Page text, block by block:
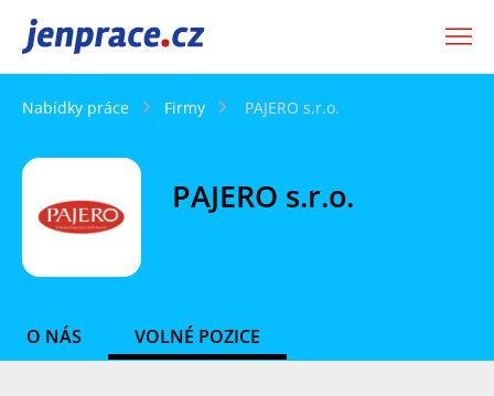
JenPráce.cz
Nabídky práce Firmy PAJERO s.r.o.
PAJERO s.r.o.
O NÁS VOLNÉ POZICE